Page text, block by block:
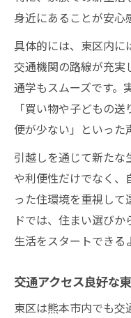
身近にあることが安心
具体的には、東区内
交通機関の路線が充実
通学もスムーズです。
「買い物や子どもの
便が少ない」といった
引越しを通じて新たな
や利便性だけでなく、
った住環境を重視して
ドでは、住まい選び
生活をスタートできる
交通アクセス良好な
東区は熊本市内でも交